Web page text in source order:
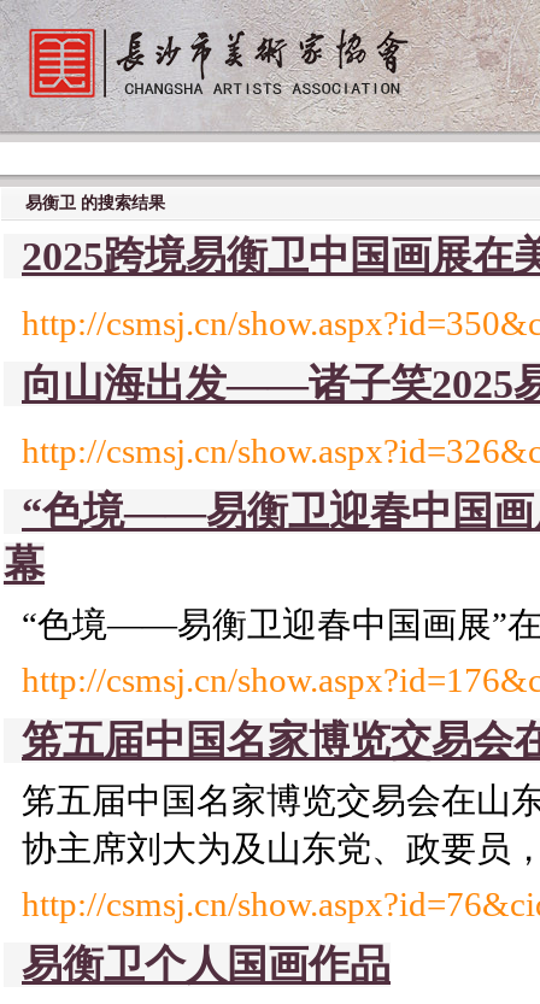
易衡卫 的搜索结果
2025跨境易衡卫中国画展在
http://csmsj.cn/
向山海出发——诸子笑2025
http://csmsj.cn/
“色境——易衡卫迎春中国画
幕
“色境——易衡卫迎春中国画展”
http://csmsj.cn/
笫五届中国名家博览交易会
笫五届中国名家博览交易会在山
协主席刘大为及山东党、政要员
http://csmsj.cn/
易衡卫个人国画作品